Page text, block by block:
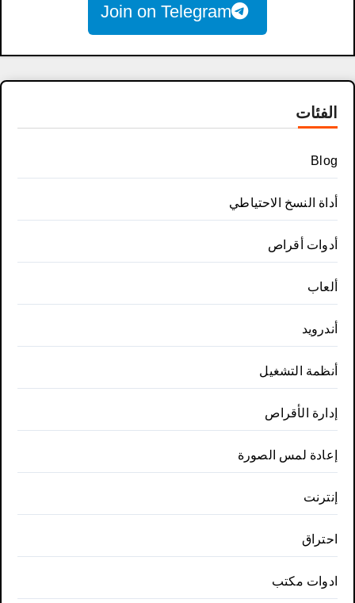
Join on Telegram
الفئات
Blog
أداة النسخ الاحتياطي
أدوات أقراص
ألعاب
أندرويد
أنظمة التشغيل
إدارة الأقراص
إعادة لمس الصورة
إنترنت
احتراق
ادوات مكتب